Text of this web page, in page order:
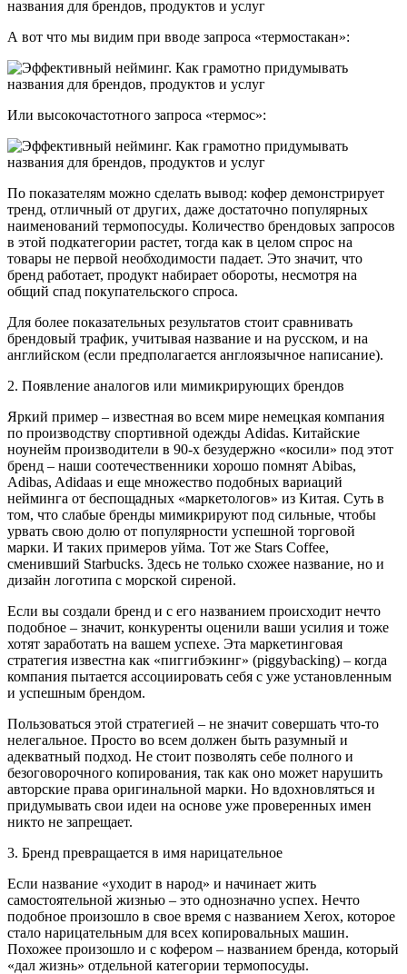
А вот что мы видим при вводе запроса «термостакан»:
Или высокочастотного запроса «термос»:
По показателям можно сделать вывод: кофер демонстрирует
тренд, отличный от других, даже достаточно популярных
наименований термопосуды. Количество брендовых запросов
в этой подкатегории растет, тогда как в целом спрос на
товары не первой необходимости падает. Это значит, что
бренд работает, продукт набирает обороты, несмотря на
общий спад покупательского спроса.
Для более показательных результатов стоит сравнивать
брендовый трафик, учитывая название и на русском, и на
английском (если предполагается англоязычное написание).
2. Появление аналогов или мимикрирующих брендов
Яркий пример – известная во всем мире немецкая компания
по производству спортивной одежды Adidas. Китайские
ноунейм производители в 90-х безудержно «косили» под этот
бренд – наши соотечественники хорошо помнят Abibas,
Adibas, Adidaas и еще множество подобных вариаций
нейминга от беспощадных «маркетологов» из Китая. Суть в
том, что слабые бренды мимикрируют под сильные, чтобы
урвать свою долю от популярности успешной торговой
марки. И таких примеров уйма. Тот же Stars Coffee,
сменивший Starbucks. Здесь не только схожее название, но и
дизайн логотипа с морской сиреной.
Если вы создали бренд и с его названием происходит нечто
подобное – значит, конкуренты оценили ваши усилия и тоже
хотят заработать на вашем успехе. Эта маркетинговая
стратегия известна как «пиггибэкинг» (piggybacking) – когда
компания пытается ассоциировать себя с уже установленным
и успешным брендом.
Пользоваться этой стратегией – не значит совершать что-то
нелегальное. Просто во всем должен быть разумный и
адекватный подход. Не стоит позволять себе полного и
безоговорочного копирования, так как оно может нарушить
авторские права оригинальной марки. Но вдохновляться и
придумывать свои идеи на основе уже проверенных имен
никто не запрещает.
3. Бренд превращается в имя нарицательное
Если название «уходит в народ» и начинает жить
самостоятельной жизнью – это однозначно успех. Нечто
подобное произошло в свое время с названием Xerox, которое
стало нарицательным для всех копировальных машин.
Похожее произошло и с кофером – названием бренда, который
«дал жизнь» отдельной категории термопосуды.